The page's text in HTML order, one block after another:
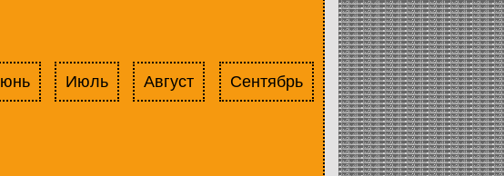
Июль Август Сентябрь